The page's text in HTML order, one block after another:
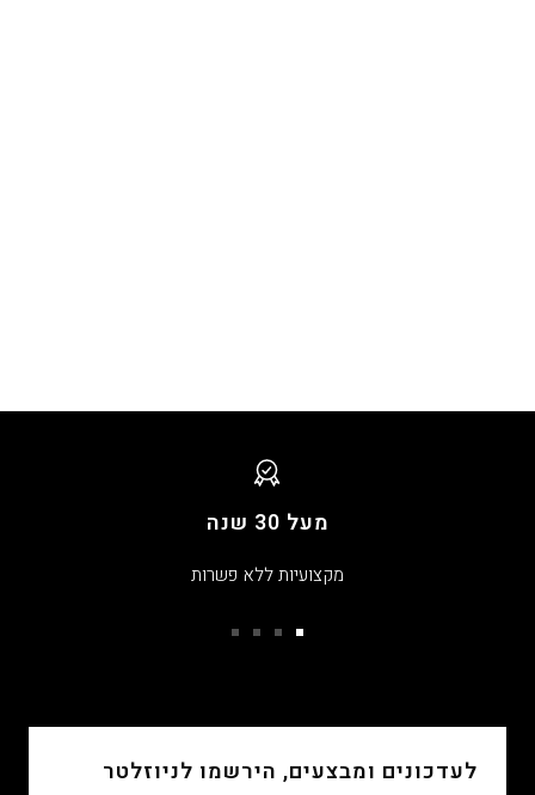
מעל 30 שנה
מקצועיות ללא פשרות
לעדכונים ומבצעים, הירשמו לניוזלטר